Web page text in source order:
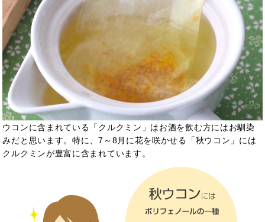
ウコンに含まれている「クルクミン」はお酒を飲む方にはお馴染
みだと思います。特に、7～8月に花を咲かせる「秋ウコン」には
クルクミンが豊富に含まれています。